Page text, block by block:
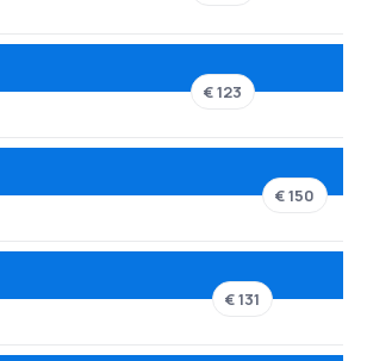
€ 123
€ 150
€ 131